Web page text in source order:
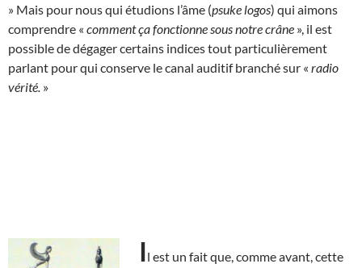
» Mais pour nous qui étudions l’âme (psuke logos) qui aimons
comprendre « comment ça fonctionne sous notre crâne », il est
possible de dégager certains indices tout particulièrement
parlant pour qui conserve le canal auditif branché sur « radio
vérité. »
Il est un fait que, comme avant, cette